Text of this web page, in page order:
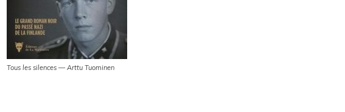
Tous les silences — Arttu Tuominen